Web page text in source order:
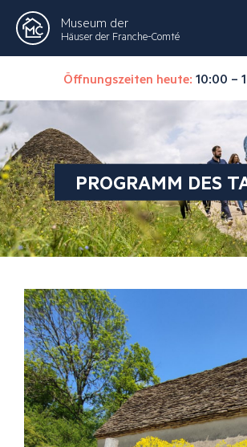
Museum der
Häuser der Franche-Comté
Öffnungszeiten heute: 10:00 –
PROGRAMM DES